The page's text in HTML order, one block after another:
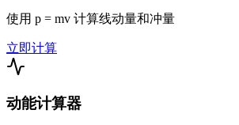
使用 p = mv 计算线动量和冲量
立即计算
动能计算器